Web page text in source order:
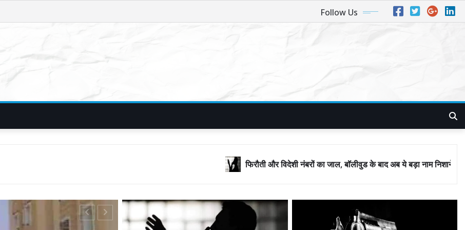
Follow Us
फिरौती और विदेशी नंबरों का जाल, बॉलीवुड के बाद अब ये बड़ा नाम निशाने पर! मुंबई जैसा ‘फिरौती